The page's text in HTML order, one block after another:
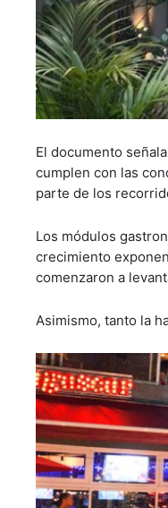
El documento
cumplen con las
parte de los
Los módulos
crecimiento
comenzaron a
Asimismo, tanto la